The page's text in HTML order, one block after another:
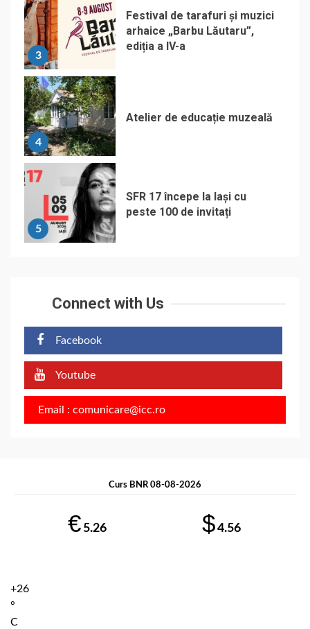
3
Festival de tarafuri și muzici
arhaice „Barbu Lăutaru”,
ediția a IV-a
4
Atelier de educație muzeală
5
SFR 17 începe la Iași cu
peste 100 de invitați
Connect with Us
Facebook
Youtube
Email : comunicare@icc.ro
Curs BNR 08-08-2026
€ 5.26 $4.56
+26
°
C